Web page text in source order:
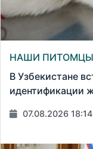
НАШИ ПИТОМЦЫ
В Узбекистане
идентификации
07.08.2026 18:14